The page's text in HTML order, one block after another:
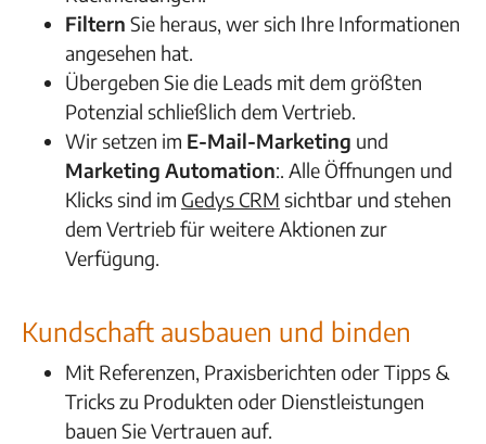
Filtern Sie heraus, wer sich Ihre Informationen
angesehen hat.
Übergeben Sie die Leads mit dem größten
Potenzial schließlich dem Vertrieb.
Wir setzen im E-Mail-Marketing und
Marketing Automation:. Alle Öffnungen und
Klicks sind im Gedys CRM sichtbar und stehen
dem Vertrieb für weitere Aktionen zur
Verfügung.
Kundschaft ausbauen und binden
Mit Referenzen, Praxisberichten oder Tipps &
Tricks zu Produkten oder Dienstleistungen
bauen Sie Vertrauen auf.